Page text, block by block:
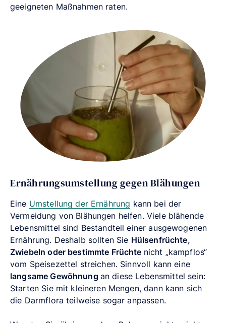
geeigneten Maßnahmen raten.
Ernährungsumstellung gegen Blähungen
Eine Umstellung der Ernährung kann bei der
Vermeidung von Blähungen helfen. Viele blähende
Lebensmittel sind Bestandteil einer ausgewogenen
Ernährung. Deshalb sollten Sie Hülsenfrüchte,
Zwiebeln oder bestimmte Früchte nicht „kampflos“
vom Speisezettel streichen. Sinnvoll kann eine
langsame Gewöhnung an diese Lebensmittel sein:
Starten Sie mit kleineren Mengen, dann kann sich
die Darmflora teilweise sogar anpassen.